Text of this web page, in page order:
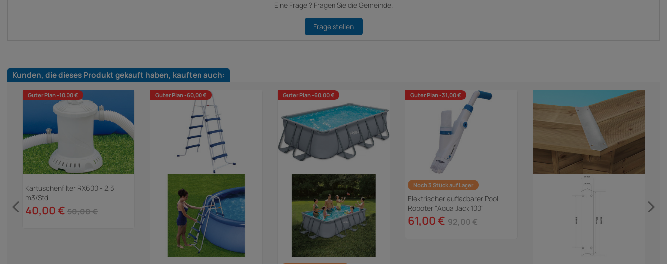
Eine Frage ? Fragen Sie die Gemeinde.
Frage stellen
Kunden, die dieses Produkt gekauft haben, kauften auch:
Guter Plan -10,00 €
Kartuschenfilter RX600 - 2,3
m3/Std.
40,00 € 50,00 €
Guter Plan -60,00 € Guter Plan -60,00 € Guter Plan -31,00 €
Noch 3 Stück auf Lager
Elektrischer aufladbarer Pool-
Roboter "Aqua Jack 100"
61,00 € 92,00 €